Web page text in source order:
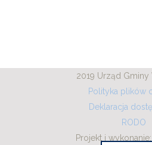
2019 Urząd
Polityka plików
Deklaracja
RODO
Projekt i wykonanie: